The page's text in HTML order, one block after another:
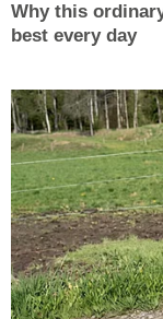
Why this
best every day